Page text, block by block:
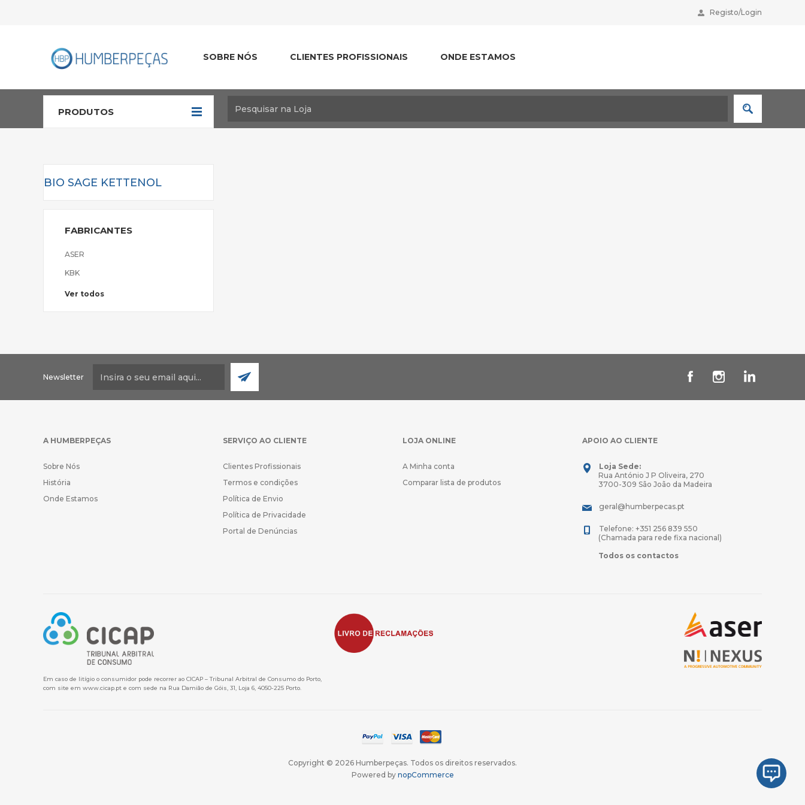
Registo/Login
SOBRE NÓS CLIENTES PROFISSIONAIS ONDE ESTAMOS
PRODUTOS
BIO SAGE KETTENOL
FABRICANTES
ASER
KBK
Ver todos
Newsletter
A HUMBERPEÇAS
Sobre Nós
História
Onde Estamos
SERVIÇO AO CLIENTE
Clientes Profissionais
Termos e condições
Política de Envio
Política de Privacidade
Portal de Denúncias
LOJA ONLINE
A Minha conta
Comparar lista de produtos
APOIO AO CLIENTE
Loja Sede:
Rua António J P Oliveira, 270
3700-309 São João da Madeira
geral@humberpecas.pt
Telefone: +351 256 839 550
(Chamada para rede fixa nacional)
Todos os contactos
Em caso de litígio o consumidor pode recorrer ao CICAP – Tribunal Arbitral de Consumo do Porto,
com site em www.cicap.pt e com sede na Rua Damião de Góis, 31, Loja 6, 4050-225 Porto.
Copyright © 2026 Humberpeças. Todos os direitos reservados.
Powered by nopCommerce